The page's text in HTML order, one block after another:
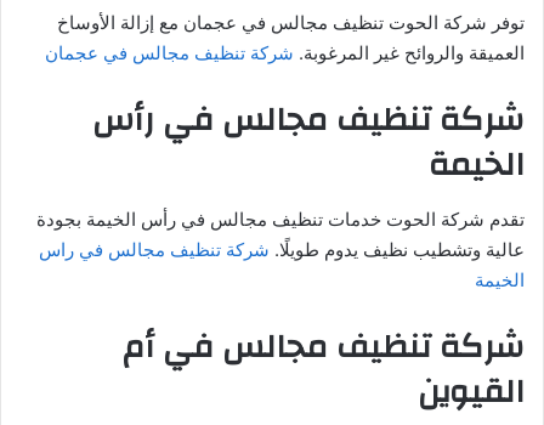
توفر شركة الحوت تنظيف مجالس في عجمان مع إزالة الأوساخ
العميقة والروائح غير المرغوبة. شركة تنظيف مجالس في عجمان
شركة تنظيف مجالس في رأس
الخيمة
تقدم شركة الحوت خدمات تنظيف مجالس في رأس الخيمة بجودة
عالية وتشطيب نظيف يدوم طويلًا. شركة تنظيف مجالس في راس
الخيمة
شركة تنظيف مجالس في أم
القيوين